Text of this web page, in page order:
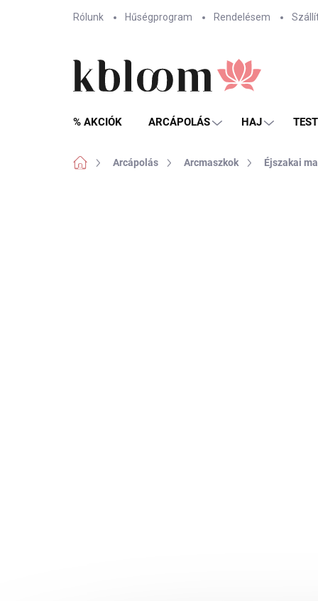
Rólunk Hűségprogram Rendelésem
% AKCIÓK ARCÁPOLÁS HAJ
KezdőlapArcápolás Arcmaszkok Éjszakai